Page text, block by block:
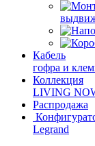
Кабель
гофра и
Коллекция
LIVING
Распродажа
Legrand